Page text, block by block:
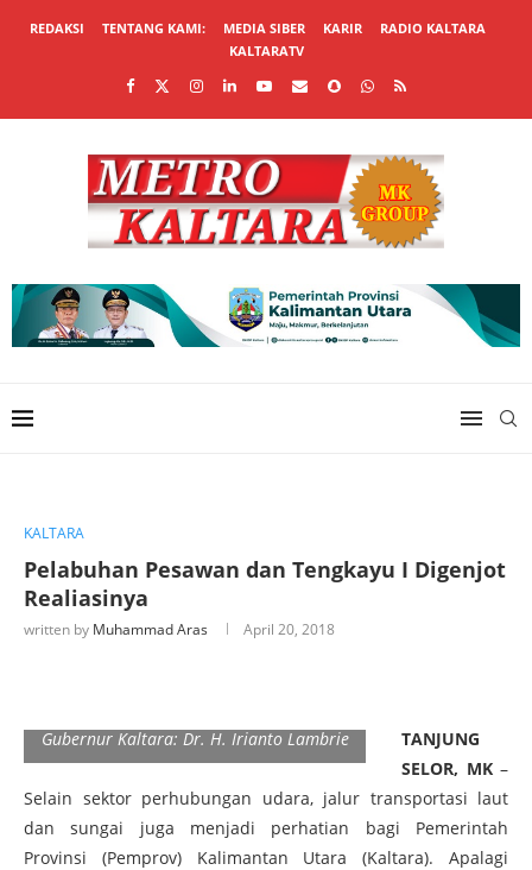
REDAKSI TENTANG KAMI: MEDIA SIBER KARIR
RADIO KALTARA
KALTARATV
KALTARA
Pelabuhan Pesawan dan Tengkayu I Digenjot
Realiasinya
written by Muhammad Aras April 20, 2018
Gubernur Kaltara: Dr. H. Irianto Lambrie
TANJUNG
SELOR, MK–
Selain sektor perhubungan udara, jalur transportasi laut
dan sungai juga menjadi perhatian bagi Pemerintah
Provinsi (Pemprov) Kalimantan Utara (Kaltara). Apalagi